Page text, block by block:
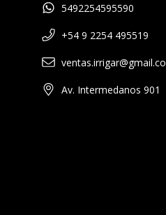
5492254595590
+54 9 2254 495519
Av. Intermedanos 901